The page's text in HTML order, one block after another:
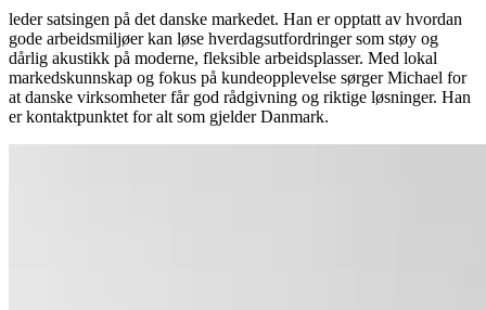
leder satsingen på det danske markedet. Han er opptatt av hvordan
gode arbeidsmiljøer kan løse hverdagsutfordringer som støy og
dårlig akustikk på moderne, fleksible arbeidsplasser. Med lokal
markedskunnskap og fokus på kundeopplevelse sørger Michael for
at danske virksomheter får god rådgivning og riktige løsninger. Han
er kontaktpunktet for alt som gjelder Danmark.